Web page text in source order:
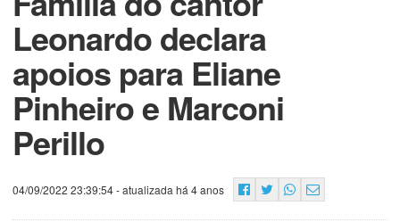
Leonardo declara
apoios para Eliane
Pinheiro e Marconi
Perillo
04/09/2022 23:39:54- atualizada há 4 anos